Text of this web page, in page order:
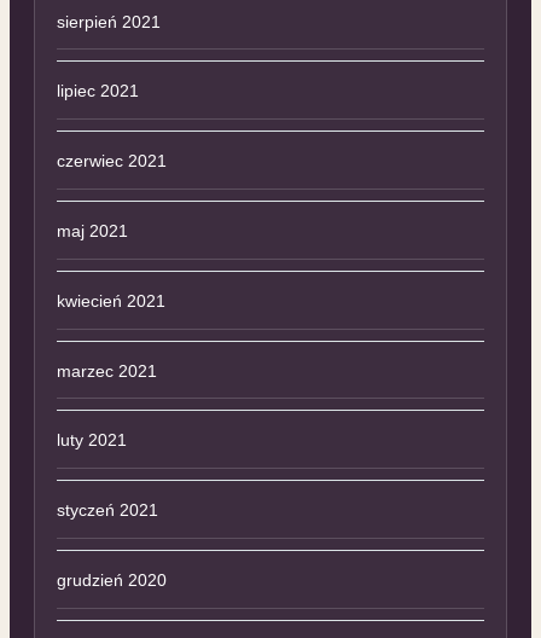
sierpień 2021
lipiec 2021
czerwiec 2021
maj 2021
kwiecień 2021
marzec 2021
luty 2021
styczeń 2021
grudzień 2020